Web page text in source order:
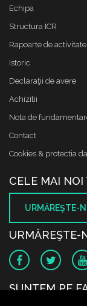
Echipa
Structura ICR
Rapoarte de activitate
Istoric
Declaraţii de avere
Achizitii
Nota de
Contact
Cookies & protectia
CELE MAI NOI
URMĂREŞTE-
URMĂREŞTE-
SUNTEM PE